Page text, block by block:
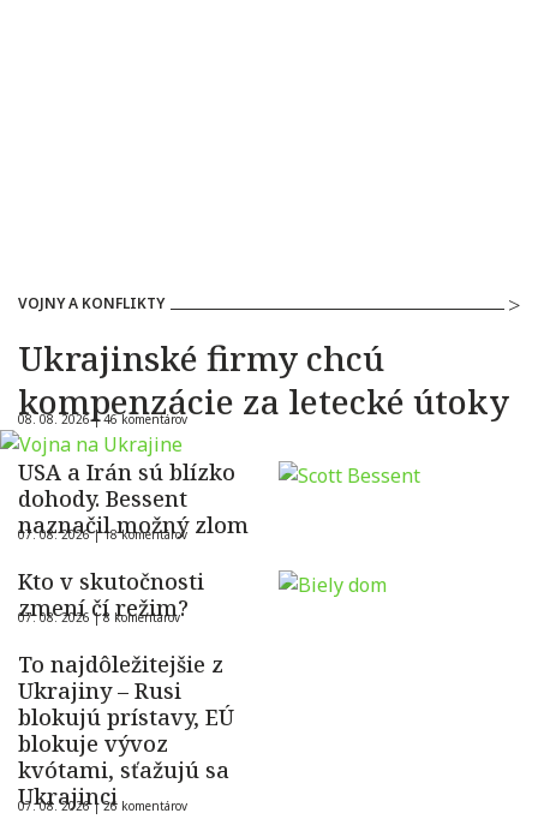
VOJNY A KONFLIKTY
Ukrajinské firmy chcú
kompenzácie za letecké útoky
08. 08. 2026 |46 komentárov
USA a Irán sú blízko
dohody. Bessent
naznačil možný zlom
07. 08. 2026 |18 komentárov
Kto v skutočnosti
zmení čí režim?
07. 08. 2026 |8 komentárov
To najdôležitejšie z
Ukrajiny – Rusi
blokujú prístavy, EÚ
blokuje vývoz
kvótami, sťažujú sa
Ukrajinci
07. 08. 2026 |26 komentárov